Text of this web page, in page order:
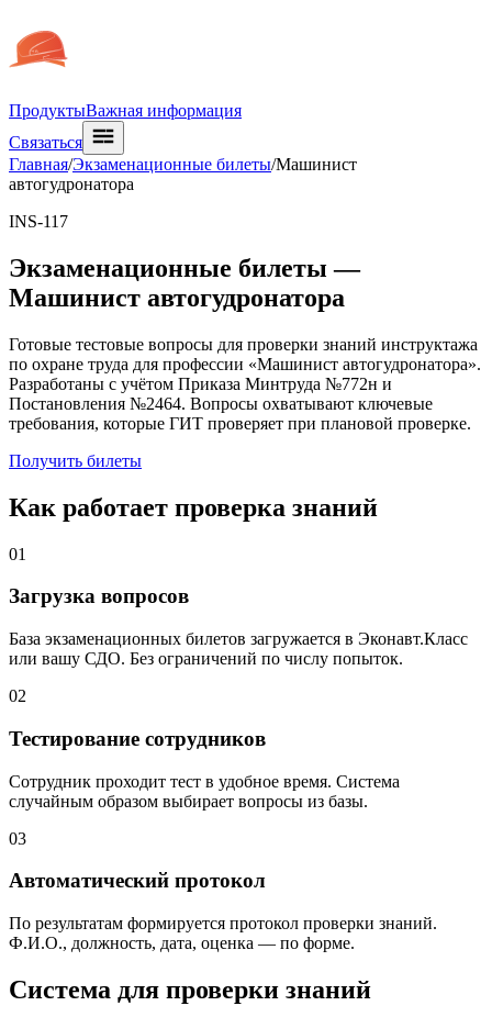
ПродуктыВажная информация
Связаться
Главная/Экзаменационные билеты/Машинист
автогудронатора
INS-117
Экзаменационные билеты —
Машинист автогудронатора
Готовые тестовые вопросы для проверки знаний инструктажа
по охране труда для профессии «Машинист автогудронатора».
Разработаны с учётом Приказа Минтруда №772н и
Постановления №2464. Вопросы охватывают ключевые
требования, которые ГИТ проверяет при плановой проверке.
Получить билеты
Как работает проверка знаний
01
Загрузка вопросов
База экзаменационных билетов загружается в Эконавт.Класс
или вашу СДО. Без ограничений по числу попыток.
02
Тестирование сотрудников
Сотрудник проходит тест в удобное время. Система
случайным образом выбирает вопросы из базы.
03
Автоматический протокол
По результатам формируется протокол проверки знаний.
Ф.И.О., должность, дата, оценка — по форме.
Система для проверки знаний